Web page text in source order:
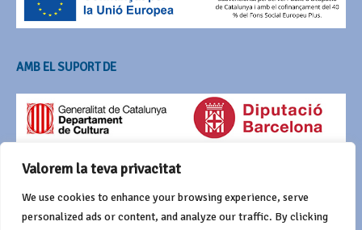
Valorem la teva privacitat
We use cookies to enhance your browsing experience, serve
personalized ads or content, and analyze our traffic. By clicking
AMB EL SUPORT DE